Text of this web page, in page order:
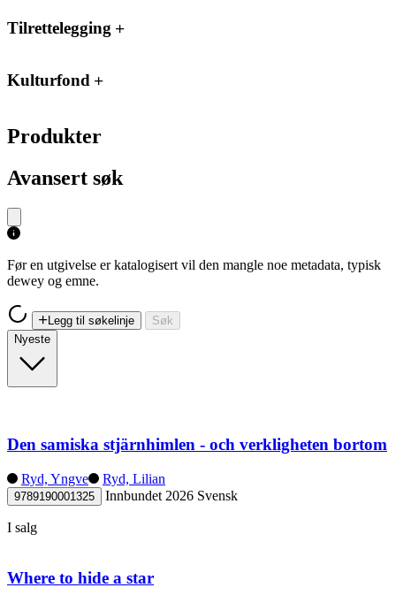
Tilrettelegging
Kulturfond
Produkter
Avansert søk
Før en utgivelse er katalogisert vil den mangle noe metadata, typisk
dewey og emne.
Legg til søkelinje
Søk
Nyeste
Den samiska stjärnhimlen - och verkligheten bortom
Ryd, Yngve Ryd, Lilian
9789190001325 Innbundet 2026 Svensk
I salg
Where to hide a star